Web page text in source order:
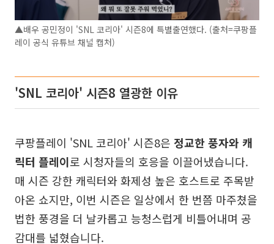
▲배우 공민정이 'SNL 코리아' 시즌8에 특별출연했다. (출처=쿠팡플
레이 공식 유튜브 채널 캡처)
'SNL 코리아' 시즌8 열광한 이유
쿠팡플레이 'SNL 코리아' 시즌8은 정교한 풍자와 캐
릭터 플레이로 시청자들의 호응을 이끌어냈습니다.
매 시즌 강한 캐릭터와 화제성 높은 호스트로 주목받
아온 쇼지만, 이번 시즌은 일상에서 한 번쯤 마주쳤을
법한 풍경을 더 날카롭고 능청스럽게 비틀어내며 공
감대를 넓혔습니다.